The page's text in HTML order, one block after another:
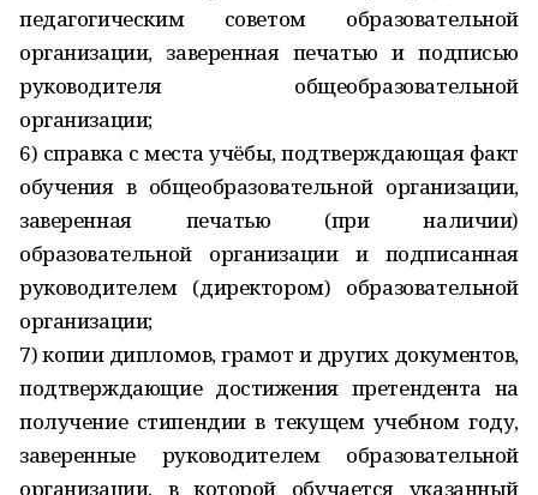
педагогическим советом образовательной
организации, заверенная печатью и подписью
руководителя общеобразовательной
организации;
6) справка с места учёбы, подтверждающая факт
обучения в общеобразовательной организации,
заверенная печатью (при наличии)
образовательной организации и подписанная
руководителем (директором) образовательной
организации;
7) копии дипломов, грамот и других документов,
подтверждающие достижения претендента на
получение стипендии в текущем учебном году,
заверенные руководителем образовательной
организации, в которой обучается указанный